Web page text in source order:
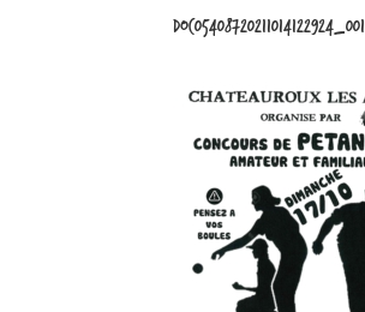
doc05408720211014122924_001